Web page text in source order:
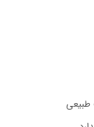
طبیعی